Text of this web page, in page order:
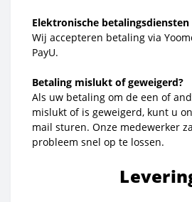
Elektronische betalingsdiensten
Wij accepteren betaling via
PayU.
Betaling mislukt of geweigerd?
Als uw betaling om de een of
mislukt of is geweigerd, kunt u
mail sturen. Onze medewerker
probleem snel op te lossen.